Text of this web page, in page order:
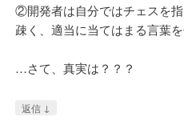
②開発者は自分ではチェスを
疎く、適当に当てはまる言葉を
…さて、真実は？？？
返信 ↓